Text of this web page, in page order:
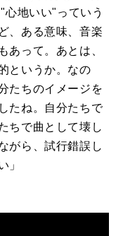
地いい"っていう
、ある意味、音楽
あって。あとは、
というか。なの
たちのイメージを
たね。自分たちで
ちで曲として壊し
がら、試行錯誤し
」